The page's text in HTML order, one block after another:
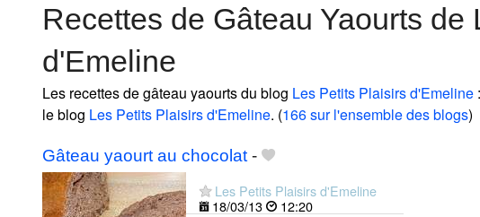
Recettes de Gâteau Yaourts de
d'Emeline
Les recettes de gâteau yaourts du blog Les Petits Plaisirs d'Emeline
le blog Les Petits Plaisirs d'Emeline. (166 sur l'ensemble des blogs)
Gâteau yaourt au chocolat -
Les Petits Plaisirs d'Emeline
18/03/13
12:20